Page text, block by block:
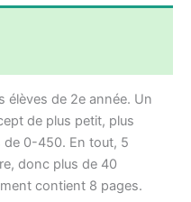
élèves de 2e année. Un
de plus petit, plus
de 0-450. En tout, 5
donc plus de 40
contient 8 pages.